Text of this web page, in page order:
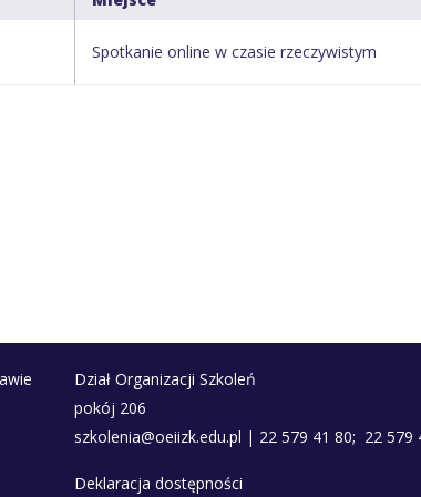
Spotkanie online w czasie rzeczywistym
Dział Organizacji Szkoleń
pokój 206
szkolenia@oeiizk.edu.pl | 22 579 41 80; 22 579
Deklaracja dostępności